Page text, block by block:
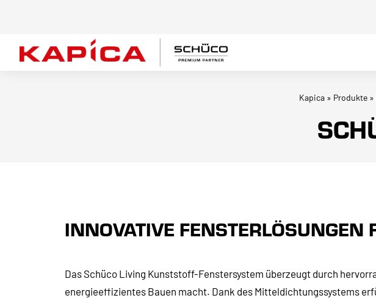
Kapica » Produkte »
INNOVATIVE FENSTERLÖSUNGEN
Das Schüco Living Kunststoff-Fenstersystem überzeugt durch
energieeffizientes Bauen macht. Dank des Mitteldichtungssystems